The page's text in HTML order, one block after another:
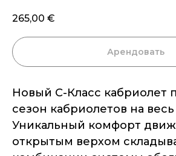
265,00 €
Арендовать
Новый C-Класс кабриолет
сезон кабриолетов на
Уникальный комфорт
открытым верхом